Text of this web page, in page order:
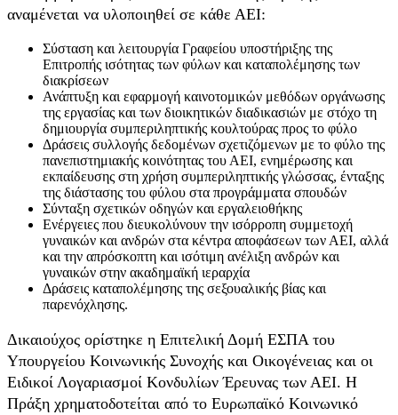
αναμένεται να υλοποιηθεί σε κάθε ΑΕΙ:
Σύσταση και λειτουργία Γραφείου υποστήριξης της
Επιτροπής ισότητας των φύλων και καταπολέμησης των
διακρίσεων
Ανάπτυξη και εφαρμογή καινοτομικών μεθόδων οργάνωσης
της εργασίας και των διοικητικών διαδικασιών με στόχο τη
δημιουργία συμπεριληπτικής κουλτούρας προς το φύλο
Δράσεις συλλογής δεδομένων σχετιζόμενων με το φύλο της
πανεπιστημιακής κοινότητας του ΑΕΙ, ενημέρωσης και
εκπαίδευσης στη χρήση συμπεριληπτικής γλώσσας, ένταξης
της διάστασης του φύλου στα προγράμματα σπουδών
Σύνταξη σχετικών οδηγών και εργαλειοθήκης
Ενέργειες που διευκολύνουν την ισόρροπη συμμετοχή
γυναικών και ανδρών στα κέντρα αποφάσεων των ΑΕΙ, αλλά
και την απρόσκοπτη και ισότιμη ανέλιξη ανδρών και
γυναικών στην ακαδημαϊκή ιεραρχία
Δράσεις καταπολέμησης της σεξουαλικής βίας και
παρενόχλησης.
Δικαιούχος ορίστηκε η Επιτελική Δομή ΕΣΠΑ του
Υπουργείου Κοινωνικής Συνοχής και Οικογένειας και οι
Ειδικοί Λογαριασμοί Κονδυλίων Έρευνας των ΑΕΙ. Η
Πράξη χρηματοδοτείται από το Ευρωπαϊκό Κοινωνικό